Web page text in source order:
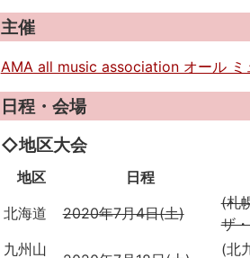
主催
AMA all music association オール ミ
日程・会場
◇地区大会
地区 日程
北海道
2020年7月4日(土)
(札
ザ
九州山
(北